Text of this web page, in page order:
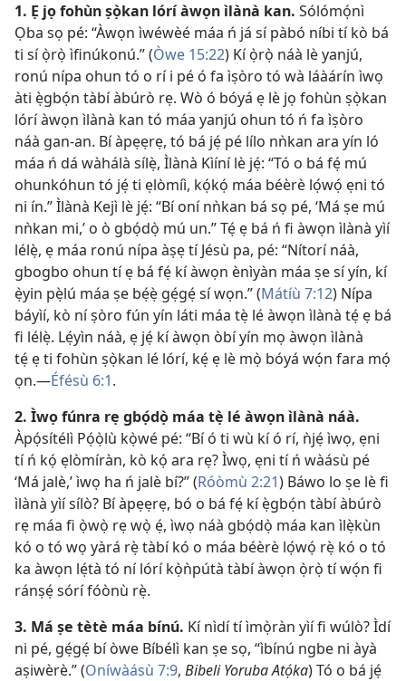
1. Ẹ jọ fohùn ṣọ̀kan lórí àwọn ìlànà kan. Sólómọ́nì
Ọba sọ pé: “Àwọn ìwéwèé máa ń já sí pàbó níbi tí kò bá
ti sí ọ̀rọ̀ ìfinúkonú.” (Òwe 15:22) Kí ọ̀rọ̀ náà lè yanjú,
ronú nípa ohun tó o rí i pé ó fa ìṣòro tó wà láàárín ìwọ
àti ẹ̀gbọ́n tàbí àbúrò rẹ. Wò ó bóyá ẹ lè jọ fohùn ṣọ̀kan
lórí àwọn ìlànà kan tó máa yanjú ohun tó ń fa ìṣòro
náà gan-an. Bí àpẹẹrẹ, tó bá jẹ́ pé lílo nǹkan ara yín ló
máa ń dá wàhálà sílẹ̀, Ìlànà Kìíní lè jẹ́: “Tó o bá fẹ́ mú
ohunkóhun tó jẹ́ ti ẹlòmíì, kọ́kọ́ máa béèrè lọ́wọ́ ẹni tó
ni ín.” Ìlànà Kejì lè jẹ́: “Bí oní nǹkan bá sọ pé, ‘Má ṣe mú
nǹkan mi,’ o ò gbọ́dọ̀ mú un.” Tẹ́ ẹ bá ń fi àwọn ìlànà yìí
lélẹ̀, ẹ máa ronú nípa àṣẹ tí Jésù pa, pé: “Nítorí náà,
gbogbo ohun tí ẹ bá fẹ́ kí àwọn ènìyàn máa ṣe sí yín, kí
ẹ̀yin pẹ̀lú máa ṣe bẹ́ẹ̀ gẹ́gẹ́ sí wọn.” (Mátíù 7:12) Nípa
báyìí, kò ní ṣòro fún yín láti máa tẹ̀ lé àwọn ìlànà tẹ́ ẹ bá
fi lélẹ̀. Lẹ́yìn náà, ẹ jẹ́ kí àwọn òbí yín mọ àwọn ìlànà
tẹ́ ẹ ti fohùn ṣọ̀kan lé lórí, kẹ́ ẹ lè mọ̀ bóyá wọ́n fara mọ́
ọn.—Éfésù 6:1.
2. Ìwọ fúnra rẹ gbọ́dọ̀ máa tẹ̀ lé àwọn ìlànà náà.
Àpọ́sítélì Pọ́ọ̀lù kọ̀wé pé: “Bí ó ti wù kí ó rí, ǹjẹ́ ìwọ, ẹni
tí ń kọ́ ẹlòmíràn, kò kọ́ ara rẹ? Ìwọ, ẹni tí ń wàásù pé
‘Má jalè,’ ìwọ ha ń jalè bí?” (Róòmù 2:21) Báwo lo ṣe lè fi
ìlànà yìí sílò? Bí àpẹẹrẹ, bó o bá fẹ́ kí ẹ̀gbọ́n tàbí àbúrò
rẹ máa fi ọ̀wọ̀ rẹ wọ̀ ẹ́, ìwọ náà gbọ́dọ̀ máa kan ìlẹ̀kùn
kó o tó wọ yàrá rẹ̀ tàbí kó o máa béèrè lọ́wọ́ rẹ̀ kó o tó
ka àwọn lẹ́tà tó ní lórí kọ̀ǹpútà tàbí àwọn ọ̀rọ̀ tí wọ́n fi
ránṣẹ́ sórí fóònù rẹ̀.
3. Má ṣe tètè máa bínú. Kí nìdí tí ìmọ̀ràn yìí fi wúlò? Ìdí
ni pé, gẹ́gẹ́ bí òwe Bíbélì kan ṣe sọ, “ìbínú ngbe ni àyà
aṣiwèrè.” (Oníwàásù 7:9, Bibeli Yoruba Atọ́ka) Tó o bá jẹ́